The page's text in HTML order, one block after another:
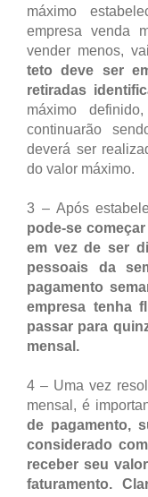
máximo
empresa venda
vender menos,
teto deve ser
retiradas
máximo
continuarão
deverá ser
do valor máximo.
3 – Após
pode-se
em vez de ser
pessoais da
pagamento
empresa tenha
passar para
mensal.
4 – Uma vez
mensal, é
de pagamento,
considerado
receber seu
faturamento.